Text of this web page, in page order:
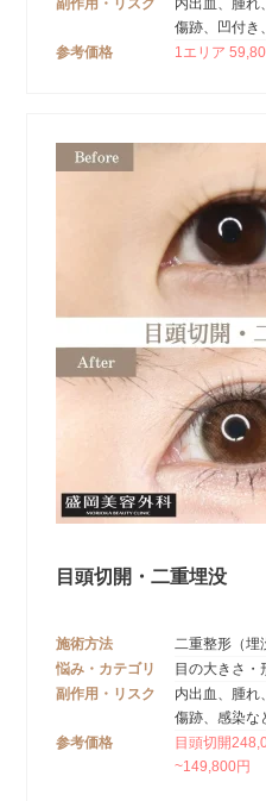
副作用・リスク
内出血、腫れ
傷跡、凹付き
参考価格
1エリア
目頭切開・二重埋没
施術方法
二重整形（埋
悩み・カテゴリ
目の大きさ・
副作用・リスク
内出血、腫れ
傷跡、感染な
参考価格
目頭切開
~149,800円